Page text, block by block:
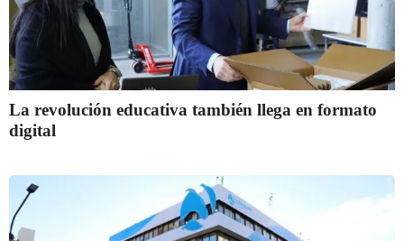
La revolución educativa también llega en formato
digital